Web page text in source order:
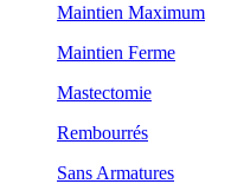
Maintien Maximum
Maintien Ferme
Mastectomie
Rembourrés
Sans Armatures